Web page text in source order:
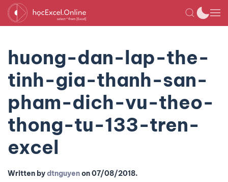
huong-dan-lap-the-
tinh-gia-thanh-san-
pham-dich-vu-theo-
thong-tu-133-tren-
excel
Written bydtnguyenon07/08/2018.